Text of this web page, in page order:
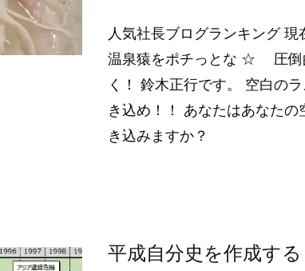
人気社長ブログランキング 現
温泉猿をポチっとな ☆ 圧倒
く！ 鈴木正行です。 空白の
き込め！！ あなたはあなた
き込みますか？
平成自分史を作成する